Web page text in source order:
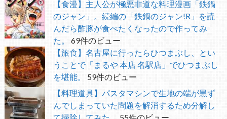
【食漫】主人公が極悪非道な料理漫画「鉄鍋
のジャン」。続編の「鉄鍋のジャン!R」を読
んだら酢豚が食べたくなったので作ってみ
た。
69件のビュー
【旅食】名古屋に行ったらひつまぶし、とい
うことで「まるや 本店 名駅店」でひつまぶし
を堪能。
59件のビュー
【料理道具】パスタマシンで生地の端が黒ず
んでしまっていた問題を解消するため分解し